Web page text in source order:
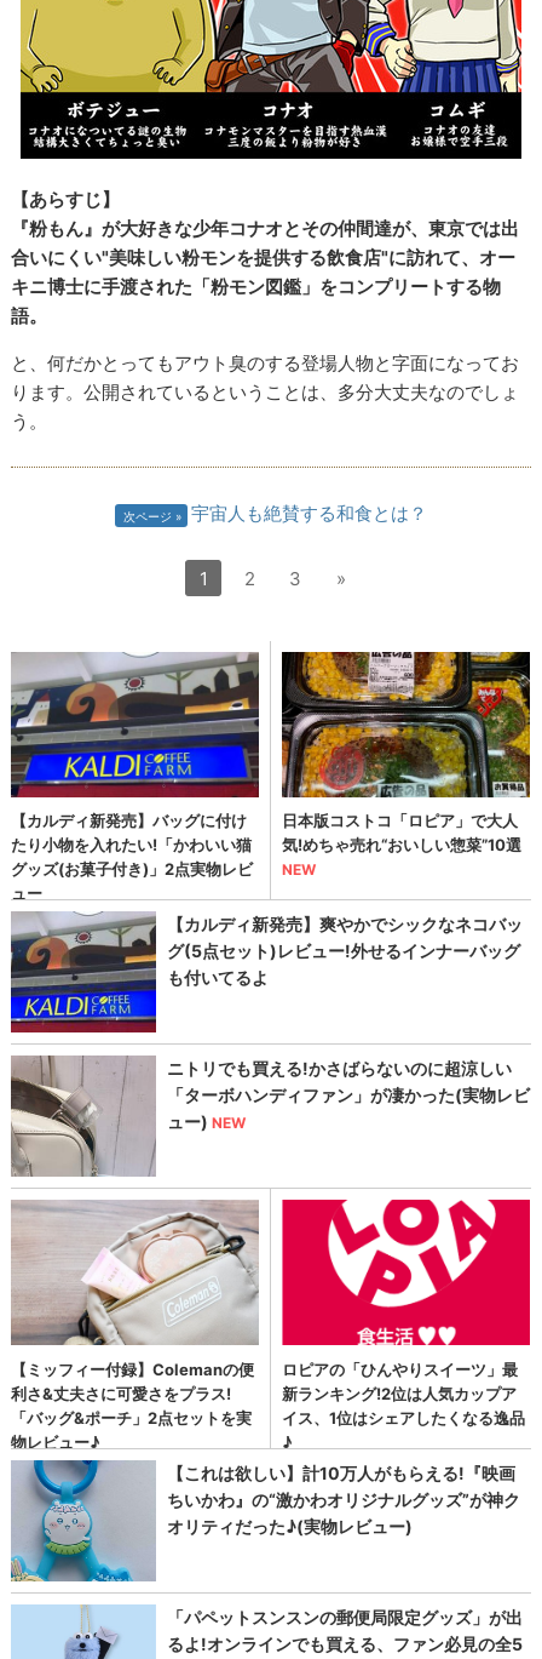
【あらすじ】
『粉もん』が大好きな少年コナオとその仲間達が、東京では出
合いにくい"美味しい粉モンを提供する飲食店"に訪れて、オー
キニ博士に手渡された「粉モン図鑑」をコンプリートする物
語。
と、何だかとってもアウト臭のする登場人物と字面になってお
ります。公開されているということは、多分大丈夫なのでしょ
う。
次ページ 宇宙人も絶賛する和食とは？
1 2 3 »